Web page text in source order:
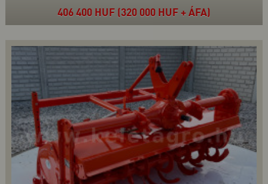
406 400 HUF (320 000 HUF + ÁFA)